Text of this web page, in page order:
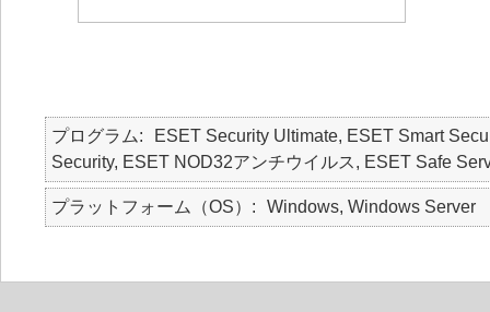
プログラム
ESET Security Ultimate, ESET Smart
Security, ESET NOD32アンチウイルス, ESET Safe
プラットフォーム（OS） Windows, Windows Server